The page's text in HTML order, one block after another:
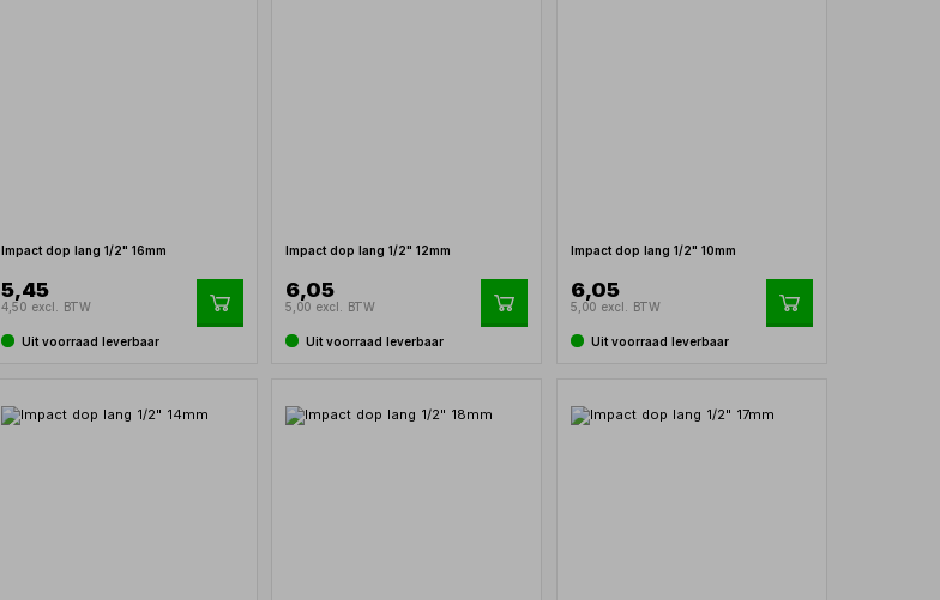
Impact dop lang 1/2" 16mm
5,45
4,50 excl. BTW
Uit voorraad leverbaar
Impact dop lang 1/2" 12mm
6,05
5,00 excl. BTW
Uit voorraad leverbaar
Impact dop lang 1/2" 10mm
6,05
5,00 excl. BTW
Uit voorraad leverbaar